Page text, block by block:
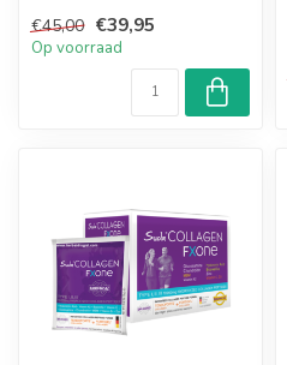
nu wat...
€45,00 €39,95
Op voorraad